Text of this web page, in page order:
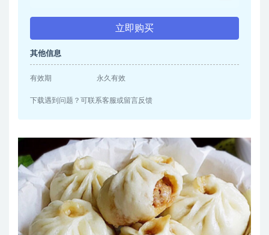
立即购买
其他信息
有效期 永久有效
下载遇到问题？可联系客服或留言反馈